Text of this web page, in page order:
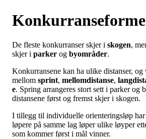
De fleste konkurranser skjer i skogen,
skjer i parker og byområder.
Konkurransene kan ha ulike distanser,
mellom sprint, mellomdistanse,
e. Spring arrangeres stort sett i parker og
distansene først og fremst skjer i skogen.
I tillegg til individuelle orienteringsløp har
løpere på samme lag løper ulike løyper
som kommer først i mål vinner.